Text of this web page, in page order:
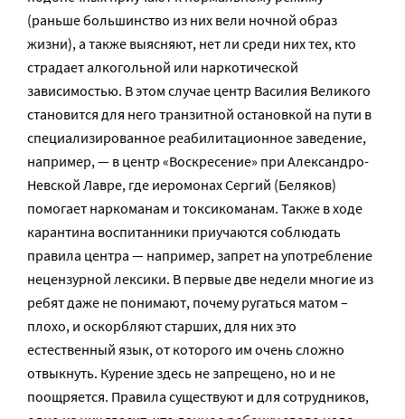
(раньше большинство из них вели ночной образ
жизни), а также выясняют, нет ли среди них тех, кто
страдает алкогольной или наркотической
зависимостью. В этом случае центр Василия Великого
становится для него транзитной остановкой на пути в
специализированное реабилитационное заведение,
например, — в центр «Воскресение» при Александро-
Невской Лавре, где иеромонах Сергий (Беляков)
помогает наркоманам и токсикоманам. Также в ходе
карантина воспитанники приучаются соблюдать
правила центра — например, запрет на употребление
нецензурной лексики. В первые две недели многие из
ребят даже не понимают, почему ругаться матом –
плохо, и оскорбляют старших, для них это
естественный язык, от которого им очень сложно
отвыкнуть. Курение здесь не запрещено, но и не
поощряется. Правила существуют и для сотрудников,